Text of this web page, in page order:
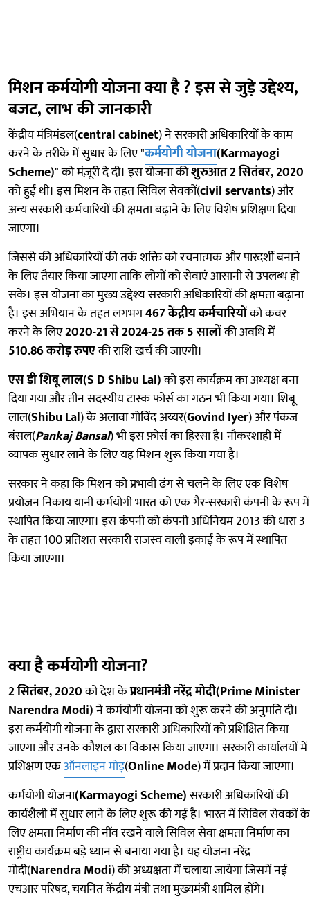
मिशन कर्मयोगी योजना क्या है ? इस से जुड़े उद्देश्य,
बजट, लाभ की जानकारी
केंद्रीय मंत्रिमंडल(central cabinet) ने सरकारी अधिकारियों के काम
करने के तरीके में सुधार के लिए "कर्मयोगी योजना(Karmayogi
Scheme)" को मंज़ूरी दे दी। इस योजना कीशुरुआत 2 सितंबर, 2020
को हुई थी। इस मिशन के तहत सिविल सेवकों(civil servants) और
अन्य सरकारी कर्मचारियों की क्षमता बढ़ाने के लिए विशेष प्रशिक्षण दिया
जाएगा।
जिससे की अधिकारियों की तर्क शक्ति को रचनात्मक और पारदर्शी बनाने
के लिए तैयार किया जाएगा ताकि लोगों को सेवाएं आसानी से उपलब्ध हो
सके। इस योजना का मुख्य उद्देश्य सरकारी अधिकारियों की क्षमता बढ़ाना
है। इस अभियान के तहत लगभग467 केंद्रीय कर्मचारियोंको कवर
करने के लिए2020-21 से 2024-25 तक 5 सालोंकी अवधि में
510.86 करोड़ रुपएकी राशि खर्च की जाएगी।
एस डी शिबू लाल(S D Shibu Lal)को इस कार्यक्रम का अध्यक्ष बना
दिया गया और तीन सदस्यीय टास्क फोर्स का गठन भी किया गया। शिबू
लाल(Shibu Lal) के अलावा गोविंद अय्यर(Govind Iyer) और पंकज
बंसल(Pankaj Bansal) भी इस फ़ोर्स का हिस्सा है। नौकरशाही में
व्यापक सुधार लाने के लिए यह मिशन शुरू किया गया है।
सरकार ने कहा कि मिशन को प्रभावी ढंग से चलने के लिए एक विशेष
प्रयोजन निकाय यानी कर्मयोगी भारत को एक गैर-सरकारी कंपनी के रूप में
स्थापित किया जाएगा। इस कंपनी को कंपनी अधिनियम 2013 की धारा 3
के तहत 100 प्रतिशत सरकारी राजस्व वाली इकाई के रूप में स्थापित
किया जाएगा।
क्या है कर्मयोगी योजना?
2 सितंबर, 2020को देश केप्रधानमंत्री नरेंद्र मोदी(Prime Minister
Narendra Modi)ने कर्मयोगी योजना को शुरू करने की अनुमति दी।
इस कर्मयोगी योजना के द्वारा सरकारी अधिकारियों को प्रशिक्षित किया
जाएगा और उनके कौशल का विकास किया जाएगा। सरकारी कार्यालयों में
प्रशिक्षण एकऑनलाइन मोड़(Online Mode) में प्रदान किया जाएगा।
कर्मयोगी योजना(Karmayogi Scheme)सरकारी अधिकारियों की
कार्यशैली में सुधार लाने के लिए शुरू की गई है। भारत में सिविल सेवकों के
लिए क्षमता निर्माण की नींव रखने वाले सिविल सेवा क्षमता निर्माण का
राष्ट्रीय कार्यक्रम बड़े ध्यान से बनाया गया है। यह योजना नरेंद्र
मोदी(Narendra Modi) की अध्यक्षता में चलाया जायेगा जिसमें नई
एचआर परिषद, चयनित केंद्रीय मंत्री तथा मुख्यमंत्री शामिल होंगे।